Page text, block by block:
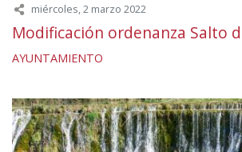
miércoles, 2 marzo 2022
Modificación ordenanza Salto
AYUNTAMIENTO